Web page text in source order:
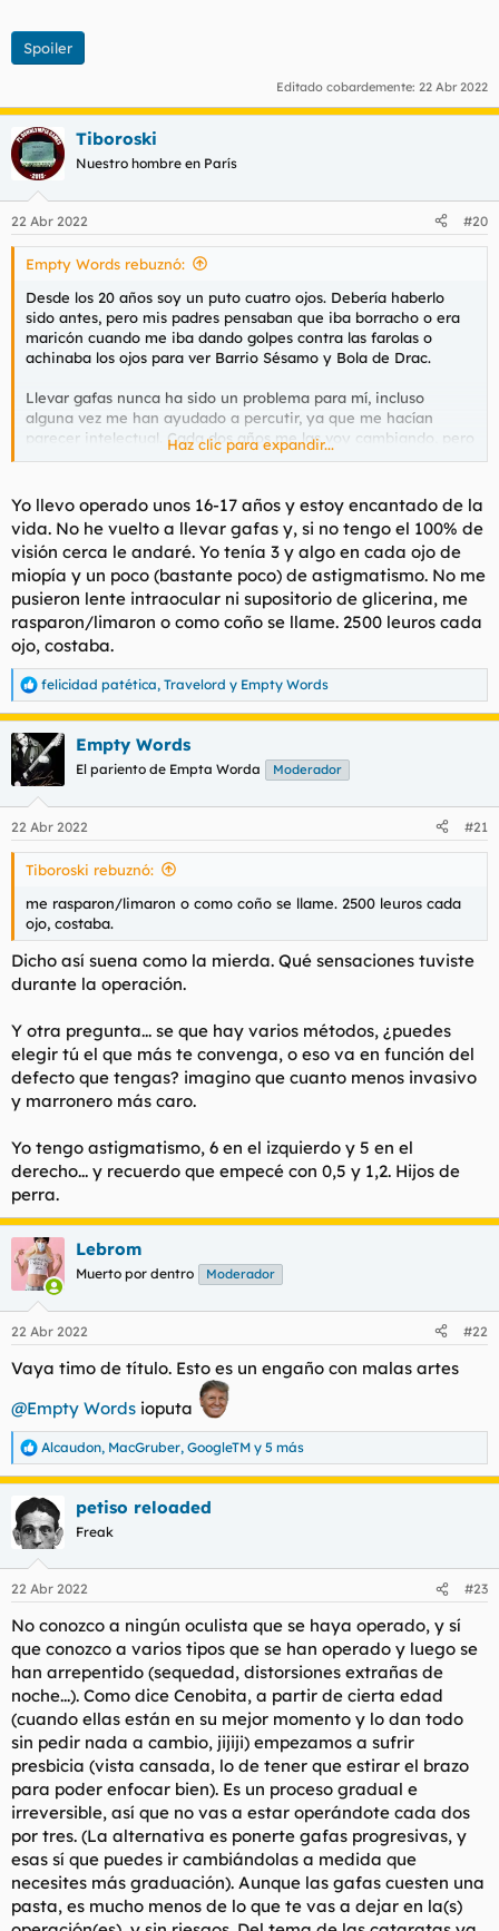
Spoiler
Editado cobardemente: 22 Abr 2022
Tiboroski
Nuestro hombre en París
22 Abr 2022 #20
Empty Words rebuznó:
Desde los 20 años soy un puto cuatro ojos. Debería haberlo
sido antes, pero mis padres pensaban que iba borracho o era
maricón cuando me iba dando golpes contra las farolas o
achinaba los ojos para ver Barrio Sésamo y Bola de Drac.
Llevar gafas nunca ha sido un problema para mí, incluso
alguna vez me han ayudado a percutir, ya que me hacían
parecer intelectual. Cada dos años me las voy cambiando, pero
ha llegado un punto en que estoy hasta los cojones, no de las
y cada vez veo peor.
El colmo vino ayer, cuando intenté leer un libro y las letras se
me arrejuntaban. Tengo astigmatismo (no, no es una ETS, es lo
contrario a miopía, subnormal), y he pensado en operarme.
Soy un cagado y nunca me he operado de nada, pero estoy
decidido.
En un foro de estas características, el que no es un puto cuatro
ojos seguro que está operado, y es a vosotros a quién me
dirijo: pros y contras.
Me asaltan muchas dudas, y suelto estas preguntas por si
alguno las puede contestar antes de que el Affelou de turno
me meta un rayo láser en los hogos.
¿Si cada año aumento de dioptrías estoy descartado
para operarme?
¿Siempre te meten una lente dentro del ojo o hay otros
sistemas?, así rollo rayo láser o que te desangren una
los huevos, la verdad.
Si me opero, ¿perderé vista año tras año para volver al
principio como un puto loser?
Cuando te operan, ¿te duermen?
uno cuente su historia: los que se han operado que es lo mejor
que han hecho en la vida, los que no se han operado que es
una locura porque a la larga no vale para nada.
Haz clic para expandir...
Yo llevo operado unos 16-17 años y estoy encantado de la
vida. No he vuelto a llevar gafas y, si no tengo el 100% de
visión cerca le andaré. Yo tenía 3 y algo en cada ojo de
miopía y un poco (bastante poco) de astigmatismo. No me
pusieron lente intraocular ni supositorio de glicerina, me
rasparon/limaron o como coño se llame. 2500 leuros cada
ojo, costaba.
R
e
c
c
i
e
s
felicidad patética, Travelord y Empty Words
Empty Words
El pariento de Empta Worda Moderador
22 Abr 2022 #21
Tiboroski rebuznó:
me rasparon/limaron o como coño se llame. 2500 leuros cada
ojo, costaba.
Dicho así suena como la mierda. Qué sensaciones tuviste
durante la operación.
Y otra pregunta... se que hay varios métodos, ¿puedes
elegir tú el que más te convenga, o eso va en función del
defecto que tengas? imagino que cuanto menos invasivo
y marronero más caro.
Yo tengo astigmatismo, 6 en el izquierdo y 5 en el
derecho... y recuerdo que empecé con 0,5 y 1,2. Hijos de
perra.
Lebrom
Muerto por dentro Moderador
22 Abr 2022 #22
Vaya timo de título. Esto es un engaño con malas artes
@Empty Words ioputa
R
e
a
c
c
i
e
:
Alcaudon, MacGruber, GoogleTM y 5 más
petiso reloaded
Freak
22 Abr 2022 #23
No conozco a ningún oculista que se haya operado, y sí
que conozco a varios tipos que se han operado y luego se
han arrepentido (sequedad, distorsiones extrañas de
noche...). Como dice Cenobita, a partir de cierta edad
(cuando ellas están en su mejor momento y lo dan todo
sin pedir nada a cambio, jijiji) empezamos a sufrir
presbicia (vista cansada, lo de tener que estirar el brazo
para poder enfocar bien). Es un proceso gradual e
irreversible, así que no vas a estar operándote cada dos
por tres. (La alternativa es ponerte gafas progresivas, y
esas sí que puedes ir cambiándolas a medida que
necesites más graduación). Aunque las gafas cuesten una
pasta, es mucho menos de lo que te vas a dejar en la(s)